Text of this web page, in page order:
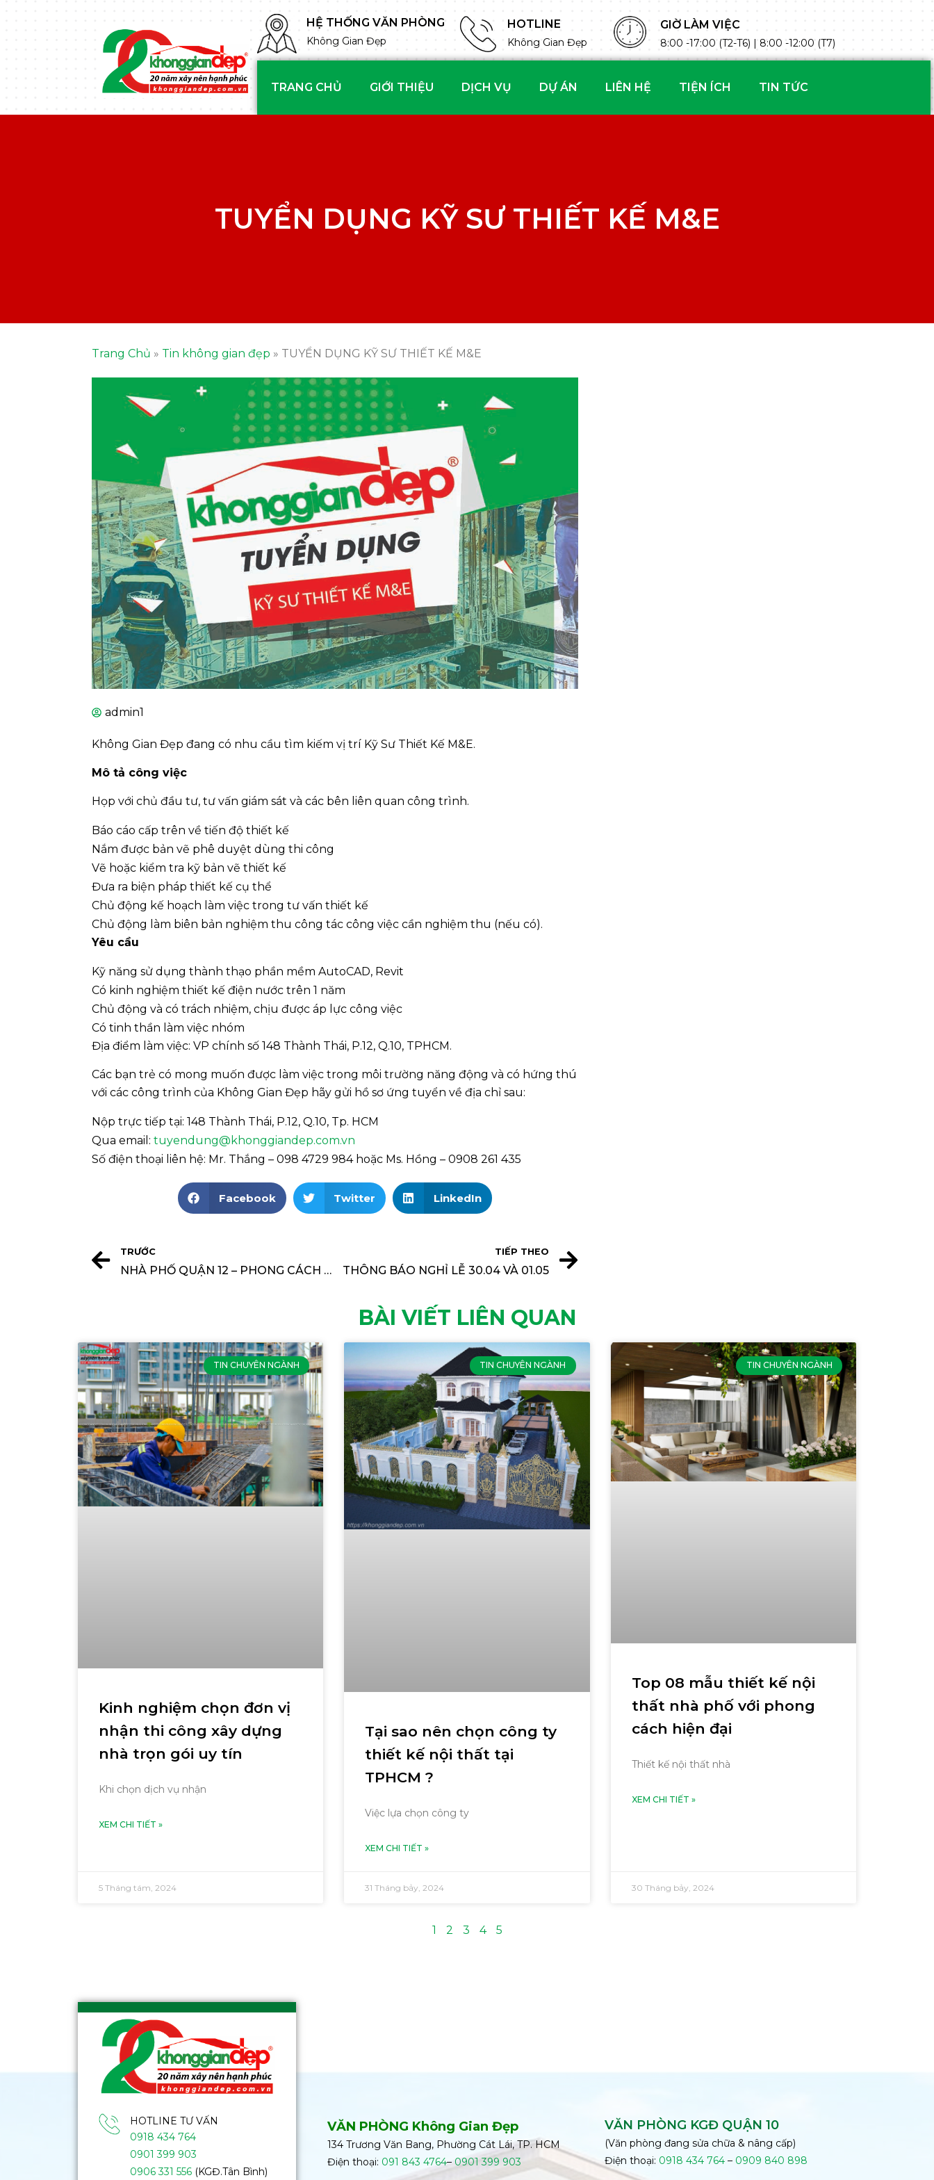
HỆ THỐNG VĂN PHÒNG
Không Gian Đẹp
HOTLINE
Không Gian Đẹp
GIỜ LÀM VIỆC
8:00 -17:00 (T2-T6) | 8:00 -12:00 (T7)
TRANG CHỦ GIỚI THIỆU DỊCH VỤ DỰ ÁN LIÊN HỆ TIỆN ÍCH TIN TỨC
TUYỂN DỤNG KỸ SƯ THIẾT KẾ M&E
Trang Chủ » Tin không gian đẹp » TUYỂN DỤNG KỸ SƯ THIẾT KẾ M&E
admin1
Không Gian Đẹp đang có nhu cầu tìm kiếm vị trí Kỹ Sư Thiết Kế M&E.
Mô tả công việc
Họp với chủ đầu tư, tư vấn giám sát và các bên liên quan công trình.
Báo cáo cấp trên về tiến độ thiết kế
Nắm được bản vẽ phê duyệt dùng thi công
Vẽ hoặc kiểm tra kỹ bản vẽ thiết kế
Đưa ra biện pháp thiết kế cụ thể
Chủ động kế hoạch làm việc trong tư vấn thiết kế
Chủ động làm biên bản nghiệm thu công tác công việc cần nghiệm thu (nếu có).
Yêu cầu
Kỹ năng sử dụng thành thạo phần mềm AutoCAD, Revit
Có kinh nghiệm thiết kế điện nước trên 1 năm
Chủ động và có trách nhiệm, chịu được áp lực công việc
Có tinh thần làm việc nhóm
Địa điểm làm việc: VP chính số 148 Thành Thái, P.12, Q.10, TPHCM.
Các bạn trẻ có mong muốn được làm việc trong môi trường năng động và có hứng thú
với các công trình của Không Gian Đẹp hãy gửi hồ sơ ứng tuyển về địa chỉ sau:
Nộp trực tiếp tại: 148 Thành Thái, P.12, Q.10, Tp. HCM
Qua email: tuyendung@khonggiandep.com.vn
Số điện thoại liên hệ: Mr. Thắng – 098 4729 984 hoặc Ms. Hồng – 0908 261 435
Facebook Twitter LinkedIn
TRƯỚC
NHÀ PHỐ QUẬN 12 – PHONG CÁCH THÔ MỘC KẾT HỢP THÔNG TẦNG ĐỘC ĐÁO
TIẾP THEO
THÔNG BÁO NGHỈ LỄ 30.04 VÀ 01.05
BÀI VIẾT LIÊN QUAN
TIN CHUYÊN NGÀNH
Kinh nghiệm chọn đơn vị
nhận thi công xây dựng
nhà trọn gói uy tín
Khi chọn dịch vụ nhận
XEM CHI TIẾT »
5 Tháng tám, 2024
TIN CHUYÊN NGÀNH
Tại sao nên chọn công ty
thiết kế nội thất tại
TPHCM ?
Việc lựa chọn công ty
XEM CHI TIẾT »
31 Tháng bảy, 2024
TIN CHUYÊN NGÀNH
Top 08 mẫu thiết kế nội
thất nhà phố với phong
cách hiện đại
Thiết kế nội thất nhà
XEM CHI TIẾT »
30 Tháng bảy, 2024
1 2 3 4 5
HOTLINE TƯ VẤN
0918 434 764
0901 399 903
0906 331 556 (KGĐ.Tân Bình)
VĂN PHÒNG Không Gian Đẹp
134 Trương Văn Bang, Phường Cát Lái, TP. HCM
Điện thoại: 091 843 4764– 0901 399 903
VĂN PHÒNG KGĐ QUẬN 10
(Văn phòng đang sửa chữa & nâng cấp)
Điện thoại: 0918 434 764– 0909 840 898